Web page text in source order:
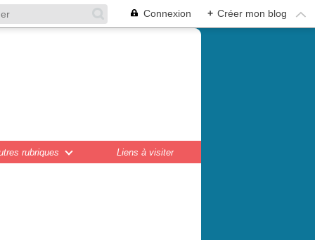
Connexion + Créer mon blog
rubriques Liens à visiter